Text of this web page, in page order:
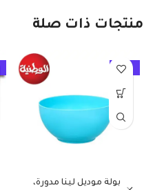
منتجات ذات صلة
-10%
بولة موديل لينا مدورة،